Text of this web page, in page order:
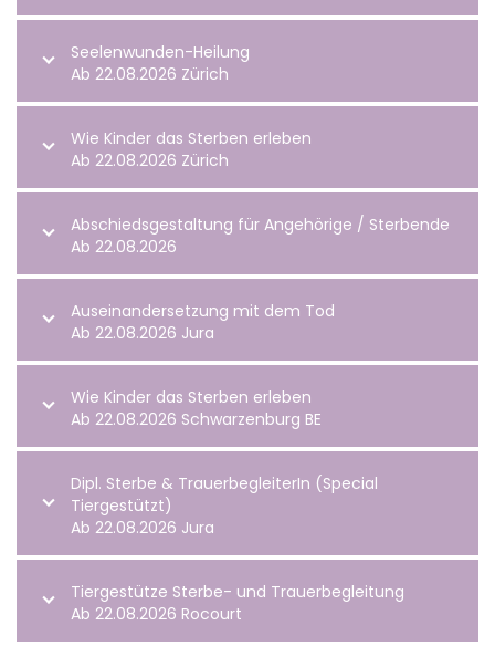
Seelenwunden-Heilung
Ab 22.08.2026 Zürich
Wie Kinder das Sterben erleben
Ab 22.08.2026 Zürich
Abschiedsgestaltung für Angehörige / Sterbende
Ab 22.08.2026
Auseinandersetzung mit dem Tod
Ab 22.08.2026 Jura
Wie Kinder das Sterben erleben
Ab 22.08.2026 Schwarzenburg BE
Dipl. Sterbe & TrauerbegleiterIn (Special
Tiergestützt)
Ab 22.08.2026 Jura
Tiergestütze Sterbe- und Trauerbegleitung
Ab 22.08.2026 Rocourt